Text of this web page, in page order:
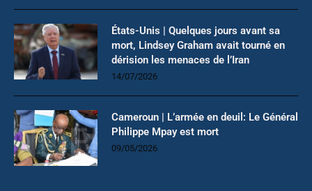
États-Unis | Quelques jours avant sa
mort, Lindsey Graham avait tourné en
dérision les menaces de l’Iran
14/07/2026
Cameroun | L’armée en deuil: Le Général
Philippe Mpay est mort
09/05/2026